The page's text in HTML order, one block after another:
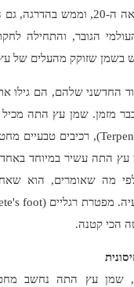
לקראת אמצע המאה ה-20, וממש
הגובר, והתחילה
בשמן שזוקק מהעלים של
החדשני שלהם, הם גילו
מזמן. שמן עץ התה מכיל
), רכיבים טבעיים
עץ התה עשיר במיוחד
מה שאומרים, הוא
מפטרת רגליים (foot
הכי קטנה.
שמן עץ התה נחשב